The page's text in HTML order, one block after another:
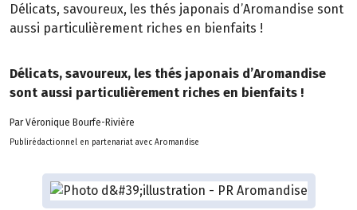
Délicats, savoureux, les thés japonais d’Aromandise sont
aussi particulièrement riches en bienfaits !
Délicats, savoureux, les thés japonais d’Aromandise
sont aussi particulièrement riches en bienfaits !
Par Véronique Bourfe-Rivière
Publirédactionnel en partenariat avec Aromandise